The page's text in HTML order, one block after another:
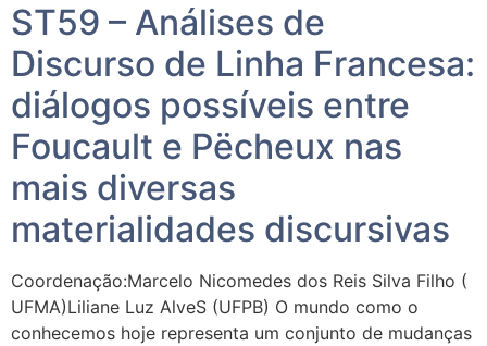
ST59 – Análises de
Discurso de Linha Francesa:
diálogos possíveis entre
Foucault e Pëcheux nas
mais diversas
materialidades discursivas
Coordenação:Marcelo Nicomedes dos Reis Silva Filho (
UFMA)Liliane Luz AlveS (UFPB) O mundo como o
conhecemos hoje representa um conjunto de mudanças